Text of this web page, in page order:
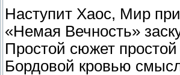
Наступит Хаос, Мир
«Немая Вечность»
Простой сюжет
Бордовой кровью